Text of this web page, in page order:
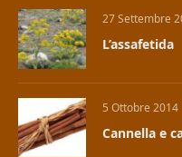
27 Settembre
L’assafetida
5 Ottobre 2014
Cannella e